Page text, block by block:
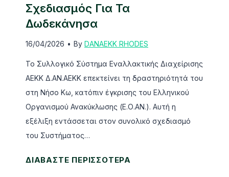
λ
σ
Α
Σχεδιασμός Για Τα
Δωδεκάνησα
16/04/2026 • By DANAEKK RHODES
Το Συλλογικό Σύστημα Εναλλακτικής Διαχείρισης
ΑΕΚΚ Δ.ΑΝ.ΑΕΚΚ επεκτείνει τη δραστηριότητά του
στη Νήσο Κω, κατόπιν έγκρισης του Ελληνικού
Οργανισμού Ανακύκλωσης (Ε.Ο.ΑΝ.). Αυτή η
εξέλιξη εντάσσεται στον συνολικό σχεδιασμό
του Συστήματος…
ΔΙΑΒΑΣΤΕ ΠΕΡΙΣΣΟΤΕΡΑ